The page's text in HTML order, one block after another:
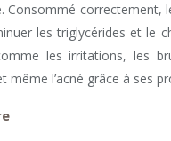
correctement,
les triglycérides et le
les irritations, les
même l’acné grâce à ses